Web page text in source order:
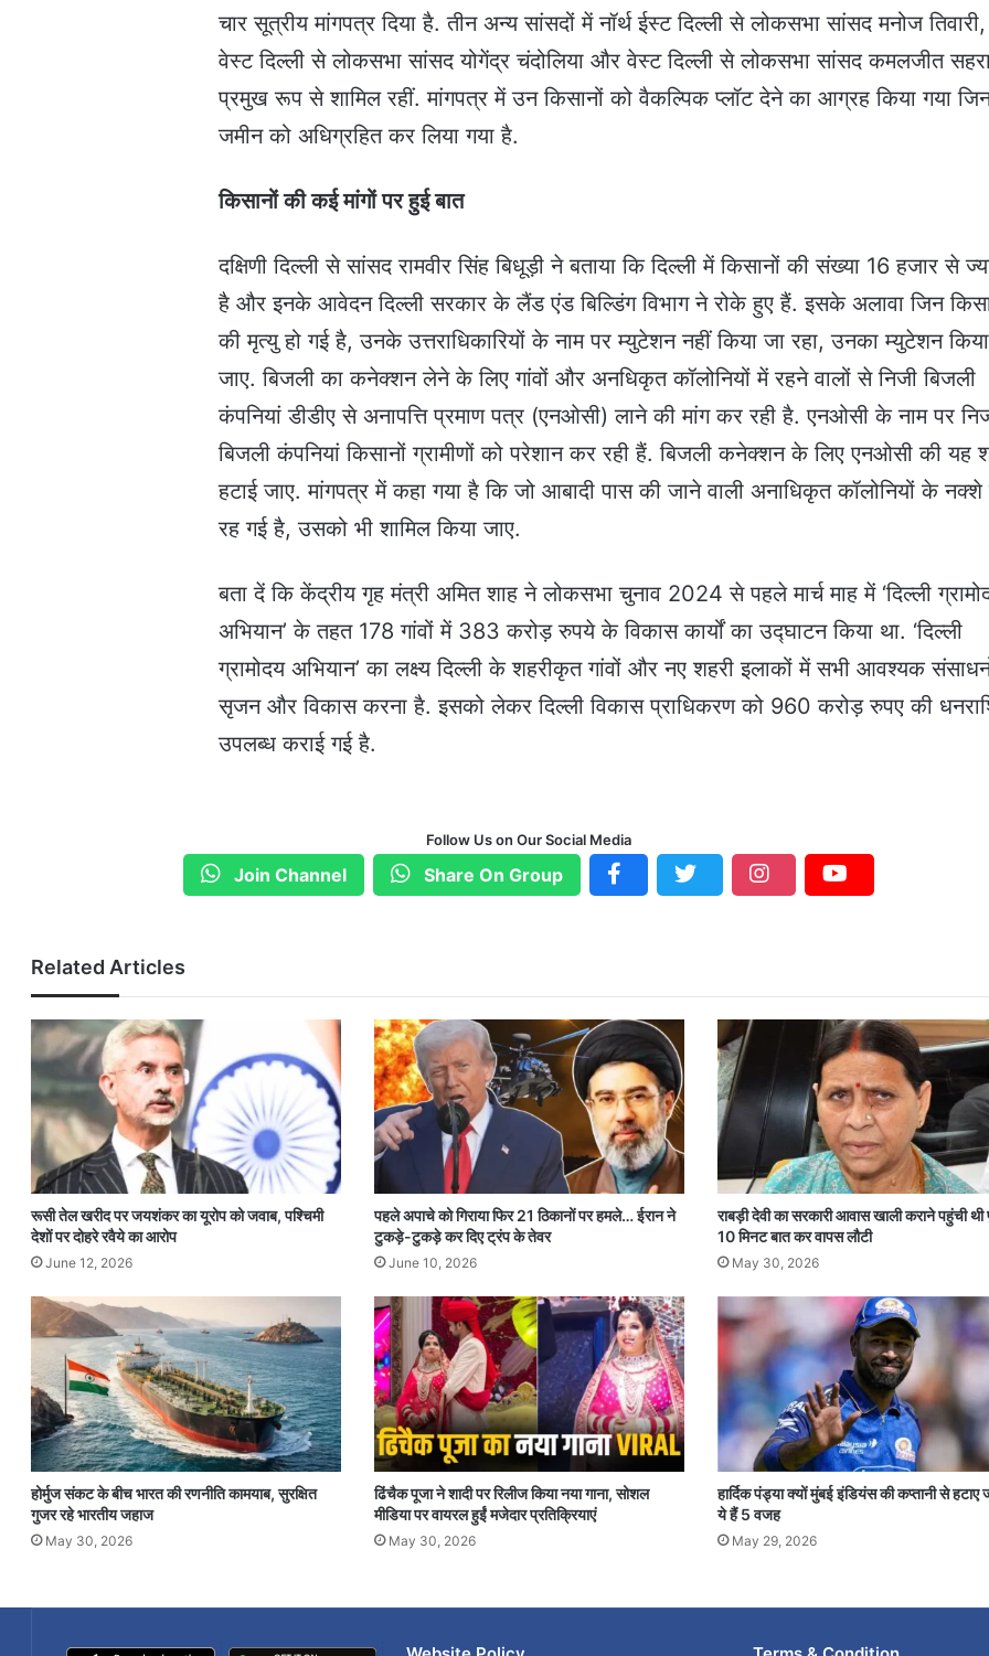
चार सूत्रीय मांगपत्र दिया है. तीन अन्‍य सांसदों में नॉर्थ ईस्‍ट द‍िल्‍ली से लोकसभा सांसद मनोज तिवारी,
वेस्‍ट द‍िल्‍ली से लोकसभा सांसद योगेंद्र चंदोलिया और वेस्‍ट द‍िल्‍ली से लोकसभा सांसद कमलजीत
प्रमुख रूप से शाम‍िल रहीं. मांगपत्र में उन किसानों को वैकल्पिक प्लॉट देने का आग्रह क‍िया गया
जमीन को अधिग्रहित कर ल‍िया गया है.
किसानों की कई मांगों पर हुई बात
दक्ष‍िणी द‍िल्‍ली से सांसद रामवीर स‍िंह ब‍िधूड़ी ने बताया क‍ि द‍िल्‍ली में किसानों की संख्या 16 हजार से
है और इनके आवेदन दिल्ली सरकार के लैंड एंड बिल्डिंग विभाग ने रोके हुए हैं. इसके अलावा जिन
की मृत्यु हो गई है, उनके उत्तराधिकारियों के नाम पर म्युटेशन नहीं किया जा रहा, उनका म्युटेशन किया
जाए. बिजली का कनेक्शन लेने के ल‍िए गांवों और अनधिकृत कॉलोनियों में रहने वालों से न‍िजी बिजली
कंपनियां डीडीए से अनापत्ति प्रमाण पत्र (एनओसी) लाने की मांग कर रही है. एनओसी के नाम पर
ब‍िजली कंपन‍ियां क‍िसानों ग्रामीणों को परेशान कर रही हैं. बिजली कनेक्शन के लिए एनओसी की यह
हटाई जाए. मांगपत्र में कहा गया है कि जो आबादी पास की जाने वाली अनाधिकृत कॉलोनियों के
रह गई है, उसको भी शाम‍िल क‍िया जाए.
बता दें क‍ि केंद्रीय गृह मंत्री अम‍ित शाह ने लोकसभा चुनाव 2024 से पहले मार्च माह में ‘दिल्ली
अभियान’ के तहत 178 गांवों में 383 करोड़ रुपये के विकास कार्यों का उद्घाटन किया था. ‘दिल्ली
ग्रामोदय ​अभियान’ का लक्ष्‍य दिल्ली के शहरीकृत गांवों और नए शहरी इलाकों में सभी आवश्‍यक
सृजन और विकास करना है. इसको लेकर दिल्ली विकास प्राधिकरण को 960 करोड़ रुपए की
उपलब्ध कराई गई है.
Follow Us on Our Social Media
Join Channel Share On Group
Related Articles
रूसी तेल खरीद पर जयशंकर का यूरोप को जवाब, पश्चिमी
देशों पर दोहरे रवैये का आरोप
June 12, 2026
पहले अपाचे को गिराया फिर 21 ठिकानों पर हमले… ईरान ने
टुकड़े-टुकड़े कर दिए ट्रंप के तेवर
June 10, 2026
राबड़ी देवी का सरकारी आवास खाली कराने पहुंची
10 मिनट बात कर वापस लौटी
May 30, 2026
होर्मुज संकट के बीच भारत की रणनीति कामयाब, सुरक्षित
गुजर रहे भारतीय जहाज
May 30, 2026
ढिंचैक पूजा ने शादी पर रिलीज किया नया गाना, सोशल
मीडिया पर वायरल हुईं मजेदार प्रतिक्रियाएं
May 30, 2026
हार्दिक पंड्या क्यों मुंबई इंडियंस की कप्तानी से हटाए
ये हैं 5 वजह
May 29, 2026